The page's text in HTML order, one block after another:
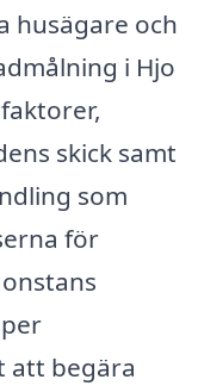
husägare och
i Hjo
skick samt
som
för
att begära